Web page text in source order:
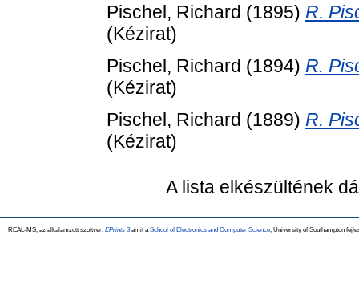
Pischel, Richard (1895) R.
(Kézirat)
Pischel, Richard (1894) R.
(Kézirat)
Pischel, Richard (1889) R.
(Kézirat)
A lista elkészültének
REAL-MS, az alkalamzott szoftver: EPrints 3amit a School of Electronics and Computer Science , University of Southampton